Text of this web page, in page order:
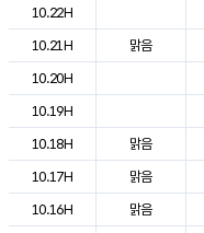
10.22H
10.21H
맑음
10.20H
10.19H
10.18H
맑음
10.17H
맑음
10.16H
맑음